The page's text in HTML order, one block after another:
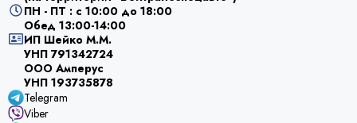
ПН - ПТ : с 10:00 до 18:00
Обед 13:00-14:00
ИП Шейко М.М.
УНП 791342724
ООО Амперус
УНП 193735878
Telegram
Viber